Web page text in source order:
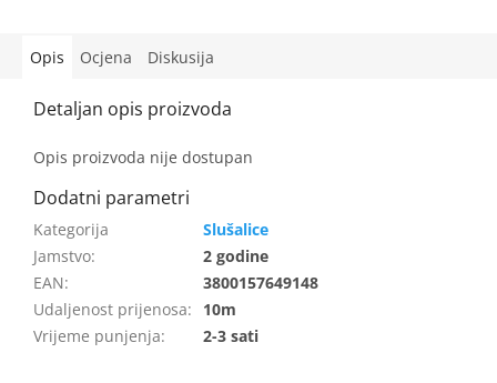
Opis Ocjena Diskusija
Opis proizvoda nije dostupan
Slušalice
Jamstvo:
2 godine
EAN:
3800157649148
Udaljenost prijenosa:
10m
Vrijeme punjenja: 2-3 sati